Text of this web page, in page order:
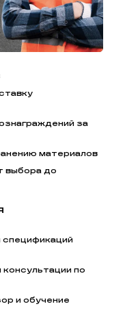
за
материалов
выбора до
по
и обучение